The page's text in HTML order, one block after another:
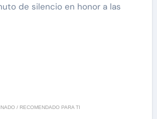
de silencio en honor a las
/ RECOMENDADO PARA TI